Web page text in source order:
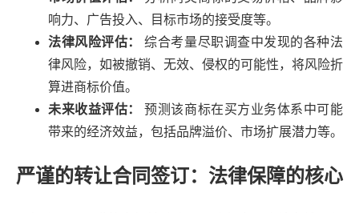
响力、广告投入、目标市场的接受度等。
法律风险评估：
综合考量尽职调查中发现的各种法
律风险，如被撤销、无效、侵权的可能性，将风险折
算进商标价值。
未来收益评估：
预测该商标在买方业务体系中可能
带来的经济效益，包括品牌溢价、市场扩展潜力等。
严谨的转让合同签订：法律保障的核心